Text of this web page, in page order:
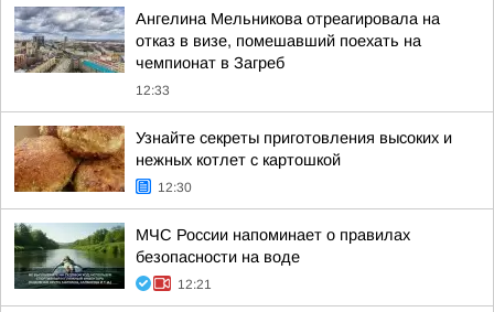
Ангелина Мельникова отреагировала на
отказ в визе, помешавший поехать на
чемпионат в Загреб
12:33
Узнайте секреты приготовления высоких и
нежных котлет с картошкой
12:30
МЧС России напоминает о правилах
безопасности на воде
12:21